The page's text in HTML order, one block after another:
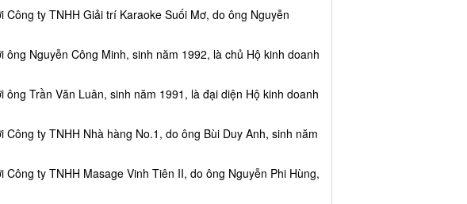
ty TNHH Giải trí Karaoke Suối Mơ, do ông Nguyễn
Nguyễn Công Minh, sinh năm 1992, là chủ Hộ kinh doanh
Trần Văn Luân, sinh năm 1991, là đại diện Hộ kinh doanh
ty TNHH Nhà hàng No.1, do ông Bùi Duy Anh, sinh năm
ty TNHH Masage Vinh Tiên II, do ông Nguyễn Phi Hùng,